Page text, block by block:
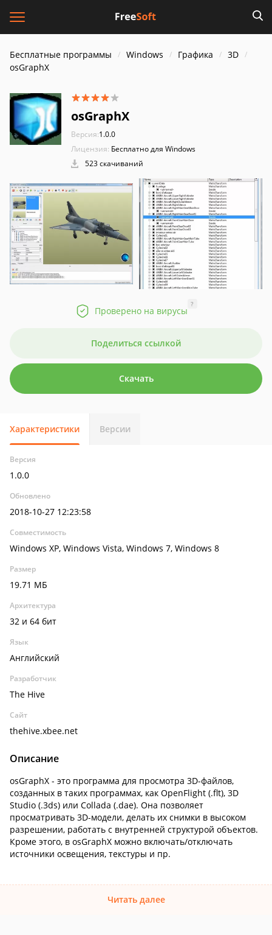
Бесплатные программы Windows Графика
3D
osGraphX
osGraphX
Версия:1.0.0
Лицензия: Бесплатно для Windows
523 скачиваний
Проверено на вирусы
?
Поделиться ссылкой
Скачать
Характеристики Версии
Версия
1.0.0
Обновлено
2018-10-27 12:23:58
Совместимость
Windows XP, Windows Vista, Windows 7, Windows 8
Размер
19.71 МБ
Архитектура
32 и 64 бит
Язык
Английский
Разработчик
The Hive
Сайт
thehive.xbee.net
Описание
osGraphX - это программа для просмотра 3D-файлов,
созданных в таких программах, как OpenFlight (.flt), 3D
Studio (.3ds) или Collada (.dae). Она позволяет
просматривать 3D-модели, делать их снимки в высоком
разрешении, работать с внутренней структурой объектов.
Кроме этого, в osGraphX можно включать/отключать
источники освещения, текстуры и пр.
Читать далее